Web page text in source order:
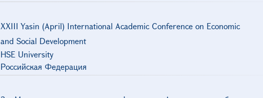
XXIII Yasin (April) International Academic Conference on Economic
and Social Development
HSE University
Российская Федерация